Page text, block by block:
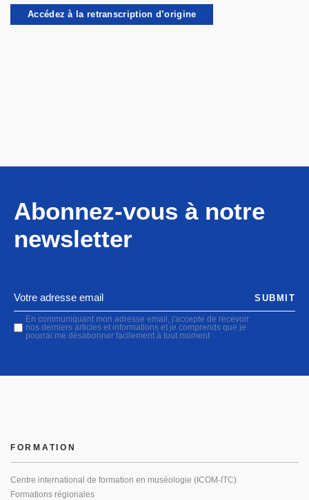
Accédez à la retranscription d’origine
Abonnez-vous à notre
newsletter
En communiquant mon adresse email, j'accepte de recevoir
nos derniers articles et informations et je comprends que je
pourrai me désabonner facilement à tout moment
SUBMIT
FORMATION
Centre international de formation en muséologie (ICOM-ITC)
Formations régionales